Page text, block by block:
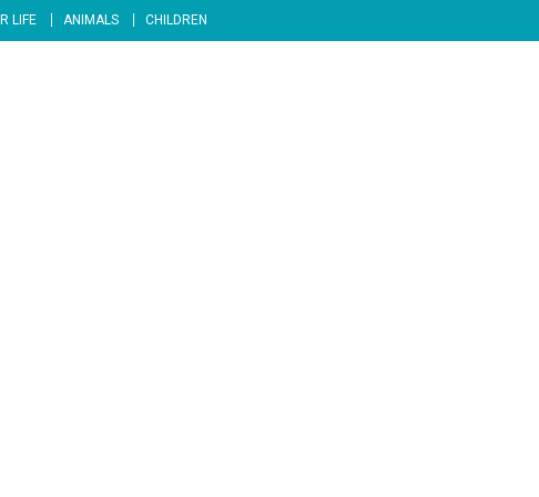
LIFE ANIMALS CHILDREN